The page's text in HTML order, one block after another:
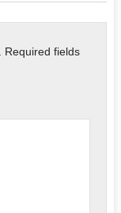
Required fields